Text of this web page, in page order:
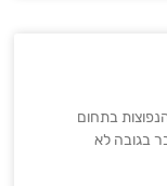
הנפוצות בתחום
בגובה לא